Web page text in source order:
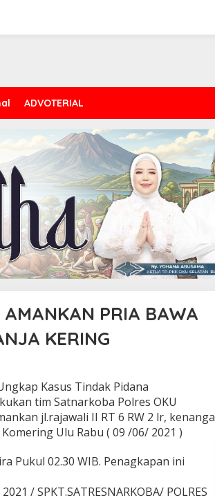
ADVOTERIAL
PRIA BAWA
KERING
Kasus Tindak Pidana
tim Satnarkoba Polres OKU
jl.rajawali II RT 6 RW 2 lr, kenanga
Ulu Rabu ( 09 /06/ 2021 )
Pukul 02.30 WIB. Penagkapan ini
/ SPKT.SATRESNARKOBA/ POLRES